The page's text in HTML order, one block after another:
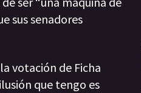
sus senadores
votación de Ficha
que tengo es